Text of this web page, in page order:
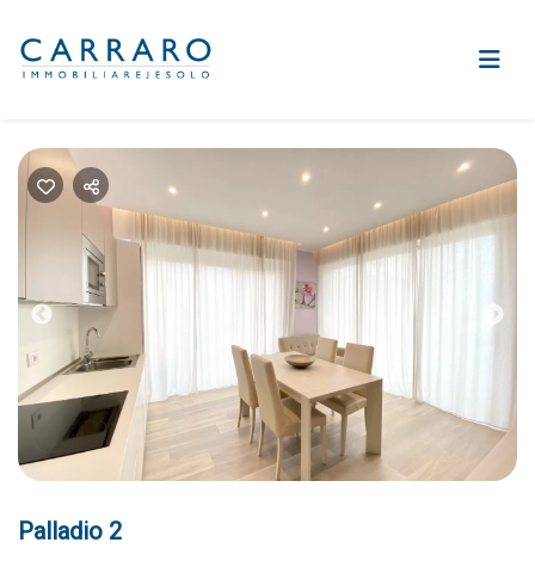
Previous
Palladio 2